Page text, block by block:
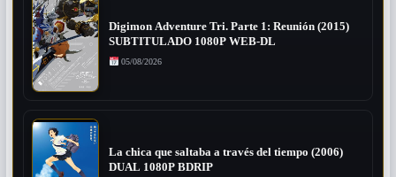
Digimon Adventure Tri. Parte 1: Reunión (2015)
SUBTITULADO 1080P WEB-DL
05/08/2026
La chica que saltaba a través del tiempo (2006)
DUAL 1080P BDRIP